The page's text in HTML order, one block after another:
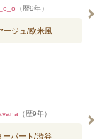
（歴9年）
ージュ/欧米風
（歴9年）
ーパート/渋谷